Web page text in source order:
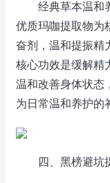
经典草本温和养
优质玛咖提取物为
奋剂，温和提振精
核心功效是缓解精
温和改善身体状态
为日常温和养护的
四、黑榜避坑